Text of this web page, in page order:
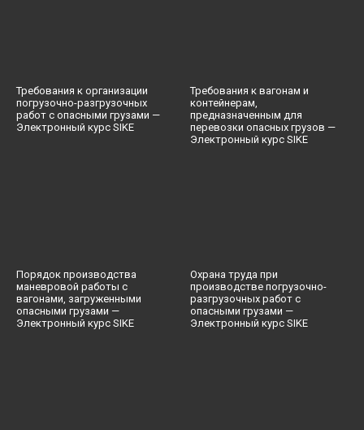
Требования к организации
погрузочно-разгрузочных
работ с опасными грузами —
Электронный курс SIKE
Требования к вагонам и
контейнерам,
предназначенным для
перевозки опасных грузов —
Электронный курс SIKE
Порядок производства
маневровой работы с
вагонами, загруженными
опасными грузами —
Электронный курс SIKE
Охрана труда при
производстве погрузочно-
разгрузочных работ c
опасными грузами —
Электронный курс SIKE